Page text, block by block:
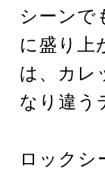
シーンで
に盛り上
は、カレ
なり違う
ロックシ